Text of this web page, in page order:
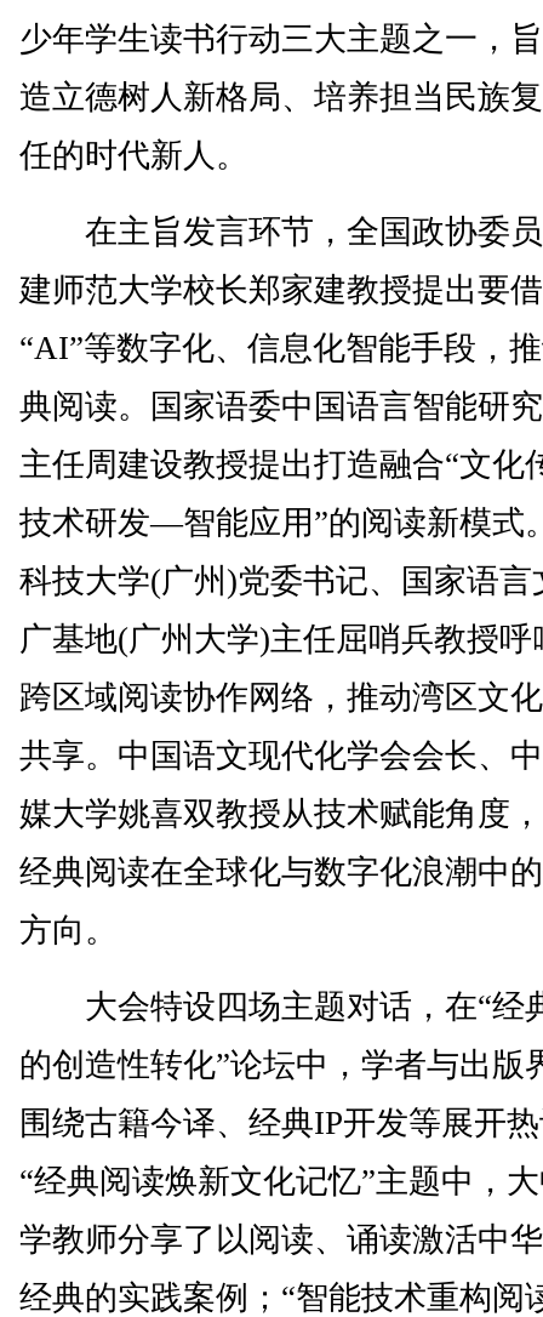
少年学生读书行动三大主题之一，
造立德树人新格局、培养担当民族
任的时代新人。
在主旨发言环节，全国政协委
建师范大学校长郑家建教授提出要
“AI”等数字化、信息化智能手段，
典阅读。国家语委中国语言智能研
主任周建设教授提出打造融合“文
技术研发—智能应用”的阅读新模式
科技大学(广州)党委书记、国家语言
广基地(广州大学)主任屈哨兵教授呼
跨区域阅读协作网络，推动湾区文
共享。中国语文现代化学会会长、
媒大学姚喜双教授从技术赋能角度
经典阅读在全球化与数字化浪潮中
方向。
大会特设四场主题对话，在“经
的创造性转化”论坛中，学者与出版
围绕古籍今译、经典IP开发等展开
“经典阅读焕新文化记忆”主题中，
学教师分享了以阅读、诵读激活中
经典的实践案例；“智能技术重构阅